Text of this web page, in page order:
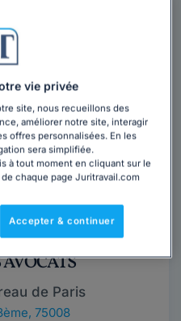
AVOCATS
Bains, 73100
cabinet
de Paris
75008
vie privée
site, nous recueillons des
améliorer notre site, interagir
offres personnalisées. En les
sera simplifiée.
à tout moment en cliquant sur le
chaque page Juritravail.com
Accepter & continuer